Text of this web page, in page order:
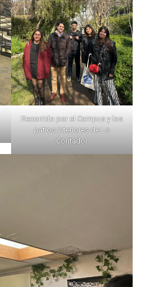
Recorrido por el Campus y los
patios interiores de Lo
Contador